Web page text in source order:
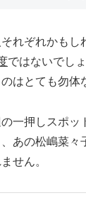
れぞれかもし
ではないでし
はとても勿体
一押しスポッ
あの松嶋菜々
せん。